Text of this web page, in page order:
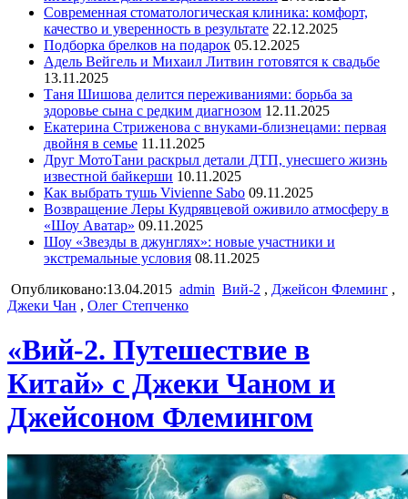
Современная стоматологическая клиника: комфорт,
качество и уверенность в результате 22.12.2025
Подборка брелков на подарок 05.12.2025
Адель Вейгель и Михаил Литвин готовятся к свадьбе
13.11.2025
Таня Шишова делится переживаниями: борьба за
здоровье сына с редким диагнозом 12.11.2025
Екатерина Стриженова с внуками-близнецами: первая
двойня в семье 11.11.2025
Друг МотоТани раскрыл детали ДТП, унесшего жизнь
известной байкерши 10.11.2025
Как выбрать тушь Vivienne Sabo 09.11.2025
Возвращение Леры Кудрявцевой оживило атмосферу в
«Шоу Аватар» 09.11.2025
Шоу «Звезды в джунглях»: новые участники и
экстремальные условия 08.11.2025
Опубликовано:13.04.2015 admin Вий-2 , Джейсон Флеминг ,
Джеки Чан , Олег Степченко
«Вий-2. Путешествие в
Китай» с Джеки Чаном и
Джейсоном Флемингом